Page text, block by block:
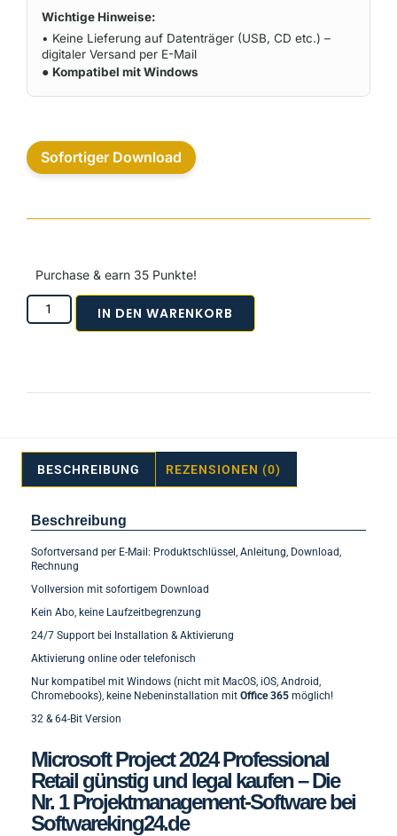
Wichtige Hinweise:
• Keine Lieferung auf Datenträger (USB, CD etc.) –
digitaler Versand per E-Mail
● Kompatibel mit Windows
Sofortiger Download
Purchase & earn 35 Punkte!
IN DEN WARENKORB
BESCHREIBUNG REZENSIONEN (0)
Beschreibung
Sofortversand per E-Mail: Produktschlüssel, Anleitung, Download,
Rechnung
Vollversion mit sofortigem Download
Kein Abo, keine Laufzeitbegrenzung
24/7 Support bei Installation & Aktivierung
Aktivierung online oder telefonisch
Nur kompatibel mit Windows (nicht mit MacOS, iOS, Android,
Chromebooks), keine Nebeninstallation mit Office 365 möglich!
32 & 64-Bit Version
Microsoft Project 2024 Professional
Retail günstig und legal kaufen – Die
Nr. 1 Projektmanagement-Software bei
Softwareking24.de